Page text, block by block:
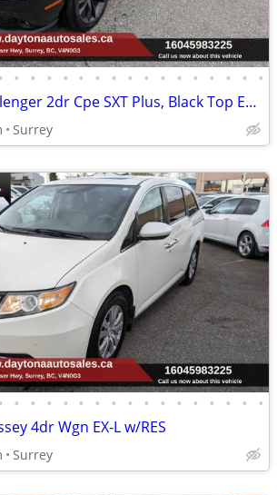
• • • • • • • • • • • • • • • •
2017 Dodge Challenger 2dr Cpe SXT Plus, Black Top Edition,
Surrey
• • • • • • • • • • • • • • • •
4dr Wgn EX-L w/RES
Surrey